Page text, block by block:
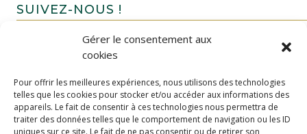
Gérer le consentement aux
cookies
Pour offrir les meilleures expériences, nous utilisons des technologies
telles que les cookies pour stocker et/ou accéder aux informations des
appareils. Le fait de consentir à ces technologies nous permettra de
traiter des données telles que le comportement de navigation ou les ID
uniques sur ce site. Le fait de ne pas consentir ou de retirer son
SUIVEZ-NOUS !